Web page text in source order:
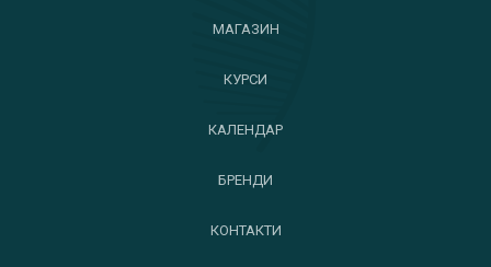
МАГАЗИН
КУРСИ
КАЛЕНДАР
БРЕНДИ
КОНТАКТИ